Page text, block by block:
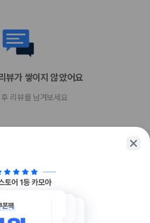
58, 어린이 SGD 29(대략적인 금액)
웃 가능(객실 이용 상황에 따라 다름)
이 있을 수 있습니다. 요금 및 보증금은 세전
뷰가 쌓이지 않았어요
리뷰를 남겨보세요
게 정보를 공유해보세요